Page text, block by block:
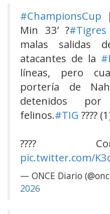
#ChampionsCup
Min 33’ ?#Tigres
malas salidas
atacantes de la
líneas, pero
portería de
detenidos
felinos.#TIG ????
????
pic.twitter.com/
— ONCE Diario
2026